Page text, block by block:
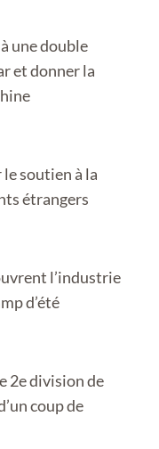
une double
et donner la
soutien à la
étrangers
l’industrie
d’été
2e division de
coup de